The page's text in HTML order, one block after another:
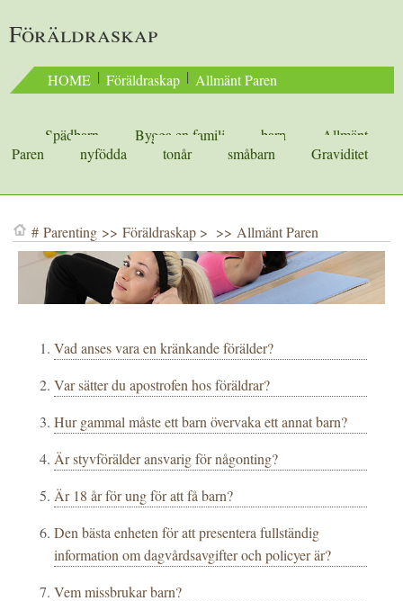
Föräldraskap
HOME | Föräldraskap | Allmänt Paren
Spädbarn Bygga en familj barn
Allmänt
Paren
nyfödda tonår småbarn Graviditet
#Parenting >>Föräldraskap > >> Allmänt Paren
Vad anses vara en kränkande förälder?
Var sätter du apostrofen hos föräldrar?
Hur gammal måste ett barn övervaka ett annat barn?
Är styvförälder ansvarig för någonting?
Är 18 år för ung för att få barn?
Den bästa enheten för att presentera fullständig
information om dagvårdsavgifter och policyer är?
Vem missbrukar barn?